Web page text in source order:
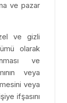
ve pazar
ve gizli
olarak
ve
veya
veya
ifşasını